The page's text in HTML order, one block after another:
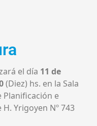
el día 11 de
(Diez) hs. en la Sala
Planificación e
H. Yrigoyen Nº 743